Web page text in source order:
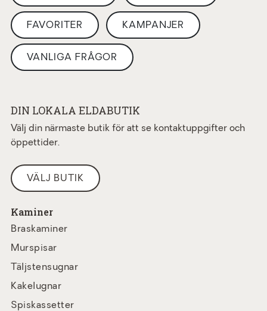
FAVORITER KAMPANJER
VANLIGA FRÅGOR
DIN LOKALA ELDABUTIK
Välj din närmaste butik för att se kontaktuppgifter och
öppettider.
VÄLJ BUTIK
Kaminer
Braskaminer
Murspisar
Täljstensugnar
Kakelugnar
Spiskassetter